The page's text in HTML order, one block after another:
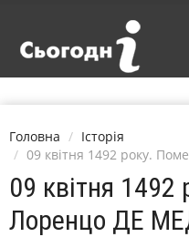
Головна
Історія
09 квітня 1492 року.
09 квітня 1492
Лоренцо ДЕ